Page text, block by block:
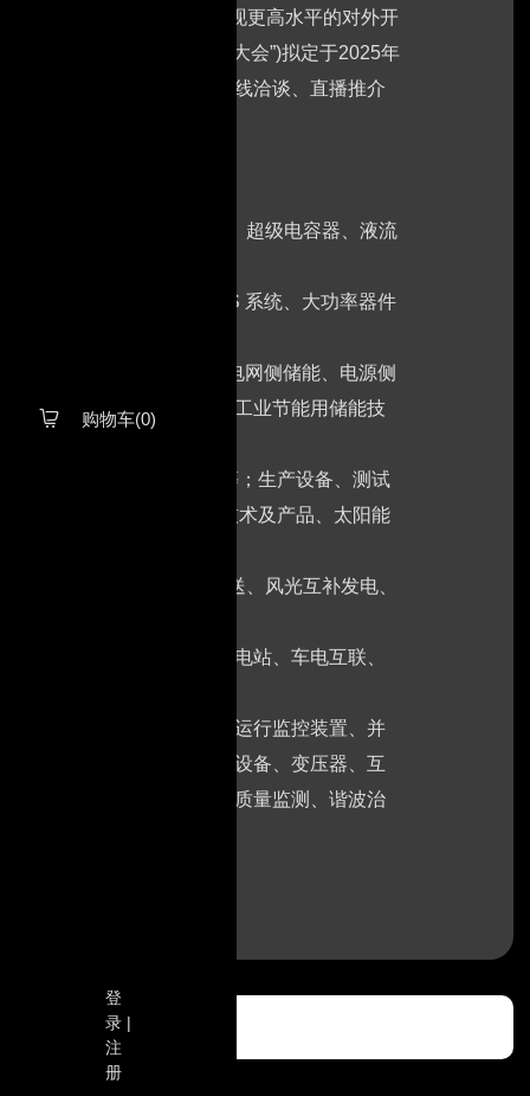
 购物车(0)
登
录 |
注
册
加快构建新发展格局，实现更高水平的对外开
会(以下简称“天津光储充大会”)拟定于2025年
展品展示、需求发布、在线洽谈、直播推介
池、钠硫电池)、储能电源、超级电容器、液流
并网储能系统、锂电UPS 系统、大功率器件
；储能电站及EPC工程(电网侧储能、电源侧
、通讯储能、数据中心、工业节能用储能技
器、光伏线缆、熔断器等；生产设备、测试
及相关产品、农业光伏技术及产品、太阳能
)、测量技术及设备、输送、风光互补发电、
设备等；电动汽车储充换电站、车电互联、
逆变器、轻型直流设备、运行监控装置、并
统及保护装置、智能开关设备、变压器、互
障诊断及自愈装置、电能质量监测、谐波治